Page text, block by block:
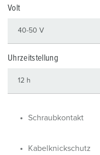
Volt
Uhrzeitstellung
Schraubkontakt
Kabelknickschutz